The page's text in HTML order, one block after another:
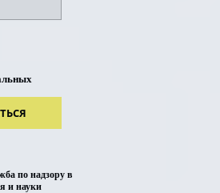
по надзору в
и науки